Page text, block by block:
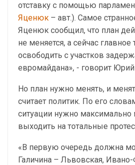
отставку с помощью
Яценюк – авт.). Самое
Яценюк сообщил, что план
не меняется, а сейчас главное
освободить с участков
евромайдана», - говорит
Но план нужно менять, и
считает политик. По его
ситуации нужно максимально
выходить на тотальные
«В первую очередь должна
Галичина – Львовская,